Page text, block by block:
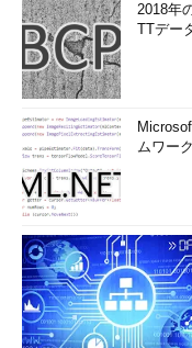
2018年
TTデー
ムワー